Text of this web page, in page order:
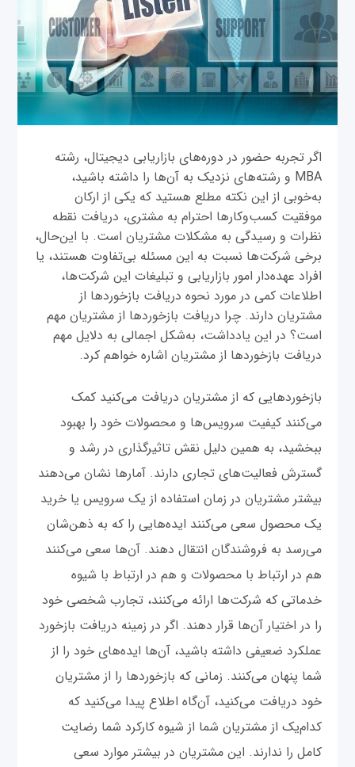
اگر تجربه حضور در دوره‌های بازاریابی دیجیتال، رشته
MBA و رشته‌های نزدیک به آن‌ها را داشته باشید،
به‌خوبی از این نکته مطلع هستید که یکی از ارکان
موفقیت کسب‌وکارها احترام به مشتری، دریافت نقطه
نظرات و رسیدگی به مشکلات مشتریان است. با این‌حال،
برخی شرکت‌‌ها نسبت به این مسئله بی‌تفاوت هستند، یا
افراد عهده‌دار امور بازاریابی و تبلیغات این شرکت‌ها،
اطلاعات کمی در مورد نحوه دریافت بازخوردها از
مشتریان دارند. چرا دریافت بازخوردها از مشتریان مهم
است؟ در این یادداشت، به‌شکل اجمالی به دلایل مهم
دریافت بازخوردها از مشتریان اشاره خواهم کرد.
بازخوردهایی که از مشتریان دریافت می‌کنید کمک
می‌کنند کیفیت سرویس‌ها و محصولات خود را بهبود
ببخشید، به همین دلیل نقش تاثیرگذاری در رشد و
گسترش فعالیت‌های تجاری دارند. آمارها نشان می‌دهند
بیشتر مشتریان در زمان استفاده از یک سرویس یا خرید
یک محصول سعی می‌کنند ایده‌هایی را که به ذهن‌شان
می‌رسد به فروشندگان انتقال دهند. آن‌ها سعی می‌کنند
هم در ارتباط با محصولات و هم در ارتباط با شیوه
خدماتی که شرکت‌ها ارائه می‌کنند، تجارب شخصی خود
را در اختیار آن‌ها قرار دهند. اگر در زمینه دریافت بازخورد
عملکرد ضعیفی داشته باشید، آن‌ها ایده‌های خود را از
شما پنهان می‌کنند. زمانی که بازخوردها را از مشتریان
خود دریافت می‌کنید، آن‌گاه اطلاع پیدا می‌کنید که
کدام‌یک از مشتریان شما از شیوه کارکرد شما رضایت
کامل را ندارند. این مشتریان در بیشتر موارد سعی